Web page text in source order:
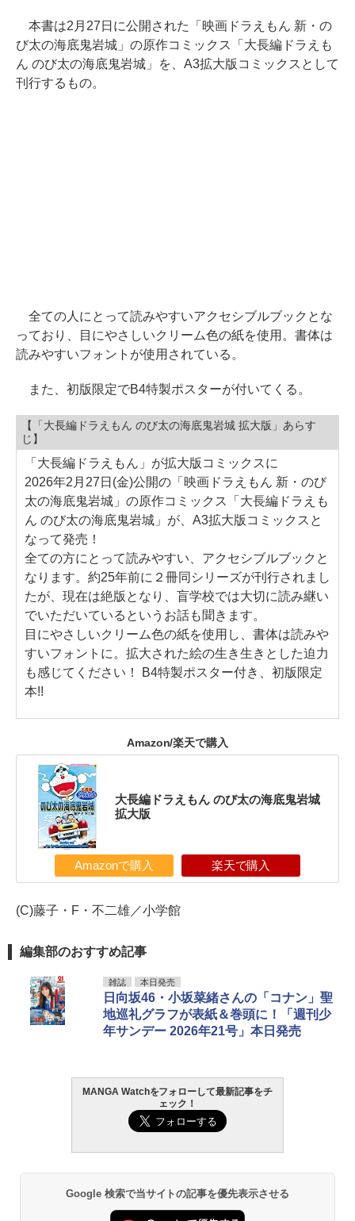
本書は2月27日に公開された「映画ドラえもん 新・の
び太の海底鬼岩城」の原作コミックス「大長編ドラえも
ん のび太の海底鬼岩城」を、A3拡大版コミックスとして
刊行するもの。
全ての人にとって読みやすいアクセシブルブックとな
っており、目にやさしいクリーム色の紙を使用。書体は
読みやすいフォントが使用されている。
また、初版限定でB4特製ポスターが付いてくる。
【「大長編ドラえもん のび太の海底鬼岩城 拡大版」あらす
じ】
「大長編ドラえもん」が拡大版コミックスに
2026年2月27日(金)公開の「映画ドラえもん 新・のび
太の海底鬼岩城」の原作コミックス「大長編ドラえも
ん のび太の海底鬼岩城」が、A3拡大版コミックスと
なって発売！
全ての方にとって読みやすい、アクセシブルブックと
なります。約25年前に２冊同シリーズが刊行されまし
たが、現在は絶版となり、盲学校では大切に読み継い
でいただいているというお話も聞きます。
目にやさしいクリーム色の紙を使用し、書体は読みや
すいフォントに。拡大された絵の生き生きとした迫力
も感じてください！ B4特製ポスター付き、初版限定
本!!
Amazon/楽天で購入
大長編ドラえもん のび太の海底鬼岩城
拡大版
Amazonで購入 楽天で購入
(C)藤子・F・不二雄／小学館
編集部のおすすめ記事
雑誌 本日発売
日向坂46・小坂菜緒さんの「コナン」聖
地巡礼グラフが表紙＆巻頭に！「週刊少
年サンデー 2026年21号」本日発売
MANGA Watchをフォローして最新記事をチ
ェック！
Google 検索で当サイトの記事を優先表示させる